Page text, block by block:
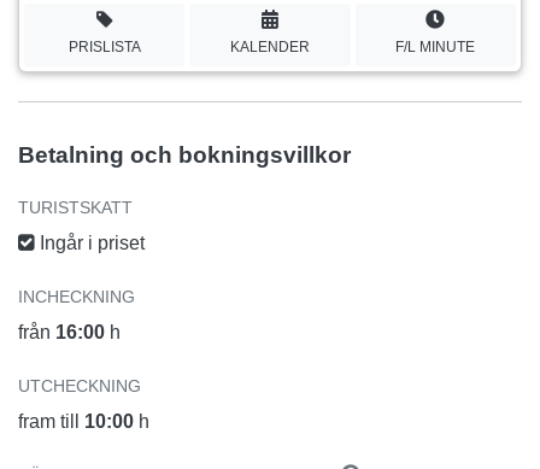
PRISLISTA KALENDER F/L MINUTE
Betalning och bokningsvillkor
TURISTSKATT
Ingår i priset
INCHECKNING
från 16:00 h
UTCHECKNING
fram till 10:00 h